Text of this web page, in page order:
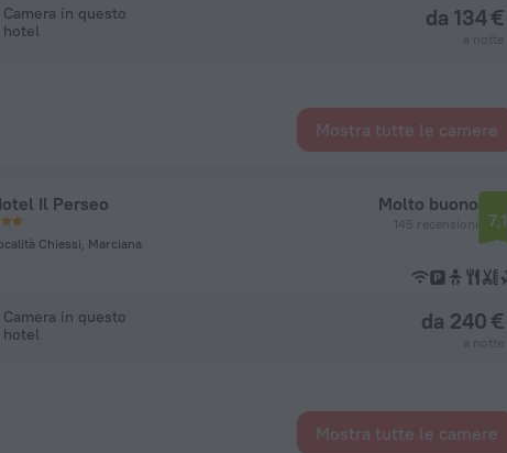
Camera in questo
hotel
da 134 €
Mostra tutte le camere
Il Perseo
Chiessi, Marciana
Molto buono
145 recensioni 7,1
Camera in questo
hotel
da 240 €
Mostra tutte le camere